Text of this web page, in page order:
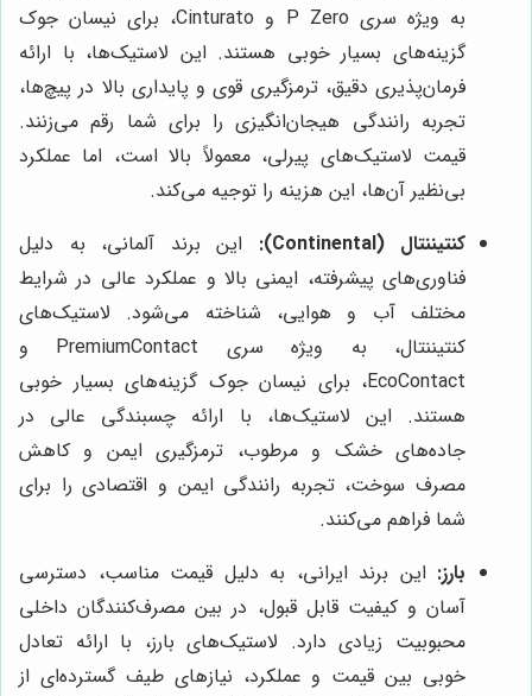
به ویژه سری P Zero و Cinturato، برای نیسان جوک
گزینه‌های بسیار خوبی هستند. این لاستیک‌ها، با ارائه
فرمان‌پذیری دقیق، ترمزگیری قوی و پایداری بالا در پیچ‌ها،
تجربه رانندگی هیجان‌انگیزی را برای شما رقم می‌زنند.
قیمت لاستیک‌های پیرلی، معمولاً بالا است، اما عملکرد
بی‌نظیر آن‌ها، این هزینه را توجیه می‌کند.
کنتیننتال (Continental):
این برند آلمانی، به دلیل
فناوری‌های پیشرفته، ایمنی بالا و عملکرد عالی در شرایط
مختلف آب و هوایی، شناخته می‌شود. لاستیک‌های
کنتیننتال، به ویژه سری PremiumContact و
EcoContact، برای نیسان جوک گزینه‌های بسیار خوبی
هستند. این لاستیک‌ها، با ارائه چسبندگی عالی در
جاده‌های خشک و مرطوب، ترمزگیری ایمن و کاهش
مصرف سوخت، تجربه رانندگی ایمن و اقتصادی را برای
شما فراهم می‌کنند.
بارز: این برند ایرانی، به دلیل قیمت مناسب، دسترسی
آسان و کیفیت قابل قبول، در بین مصرف‌کنندگان داخلی
محبوبیت زیادی دارد. لاستیک‌های بارز، با ارائه تعادل
خوبی بین قیمت و عملکرد، نیازهای طیف گسترده‌ای از